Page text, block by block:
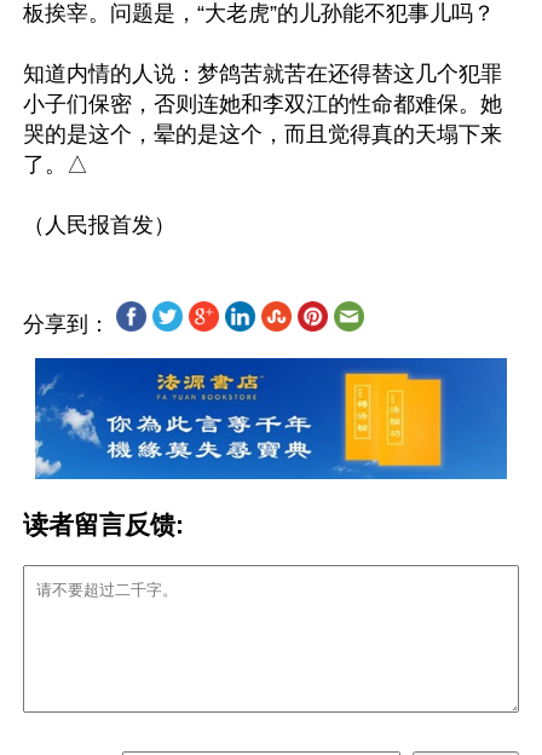
板挨宰。问题是，“大老虎”的儿孙能不犯事儿吗？
知道内情的人说：梦鸽苦就苦在还得替这几个犯罪
小子们保密，否则连她和李双江的性命都难保。她
哭的是这个，晕的是这个，而且觉得真的天塌下来
了。△
分享到：
读者留言反馈: